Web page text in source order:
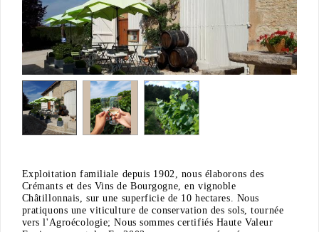
Exploitation familiale depuis 1902, nous élaborons des
Crémants et des Vins de Bourgogne, en vignoble
Châtillonnais, sur une superficie de 10 hectares. Nous
pratiquons une viticulture de conservation des sols, tournée
vers l'Agroécologie; Nous sommes certifiés Haute Valeur